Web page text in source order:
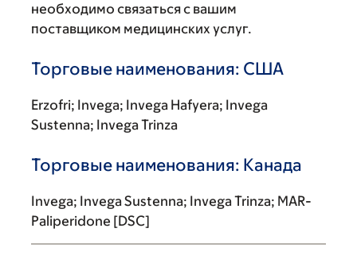
необходимо связаться с вашим
поставщиком медицинских услуг.
Торговые наименования: США
Erzofri; Invega; Invega Hafyera; Invega
Sustenna; Invega Trinza
Торговые наименования: Канада
Invega; Invega Sustenna; Invega Trinza; MAR-
Paliperidone [DSC]